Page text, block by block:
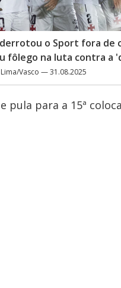
o Sport fora de
fôlego na luta contra a
Vasco — 31.08.2025
pula para a 15ª